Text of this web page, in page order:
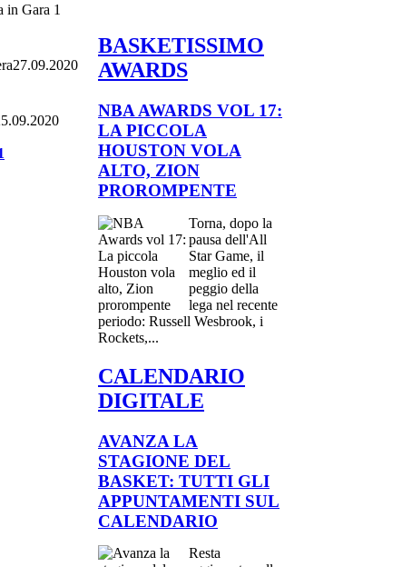
27.09.2020
BASKETISSIMO
AWARDS
NBA AWARDS VOL 17:
LA PICCOLA
HOUSTON VOLA
ALTO, ZION
PROROMPENTE
Torna, dopo la
pausa dell'All
Star Game, il
meglio ed il
peggio della
lega nel recente
periodo: Russell Wesbrook, i
Rockets,...
CALENDARIO
DIGITALE
AVANZA LA
STAGIONE DEL
BASKET: TUTTI GLI
APPUNTAMENTI SUL
CALENDARIO
Resta